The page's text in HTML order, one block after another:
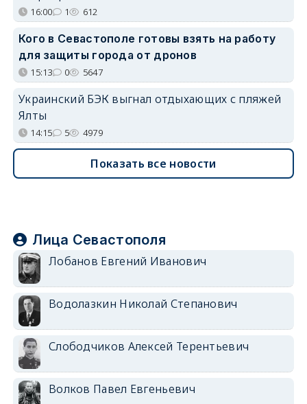
16:00 1 612
Кого в Севастополе готовы взять на работу
для защиты города от дронов
15:13 0 5647
Украинский БЭК выгнал отдыхающих с пляжей
Ялты
14:15 5 4979
Показать все новости
Лица Севастополя
Лобанов Евгений Иванович
Водолазкин Николай Степанович
Слободчиков Алексей Терентьевич
Волков Павел Евгеньевич